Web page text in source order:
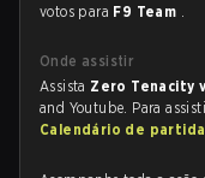
votos para F9 Team .
Onde assistir
Assista Zero Tenacity
and Youtube. Para
Calendário de